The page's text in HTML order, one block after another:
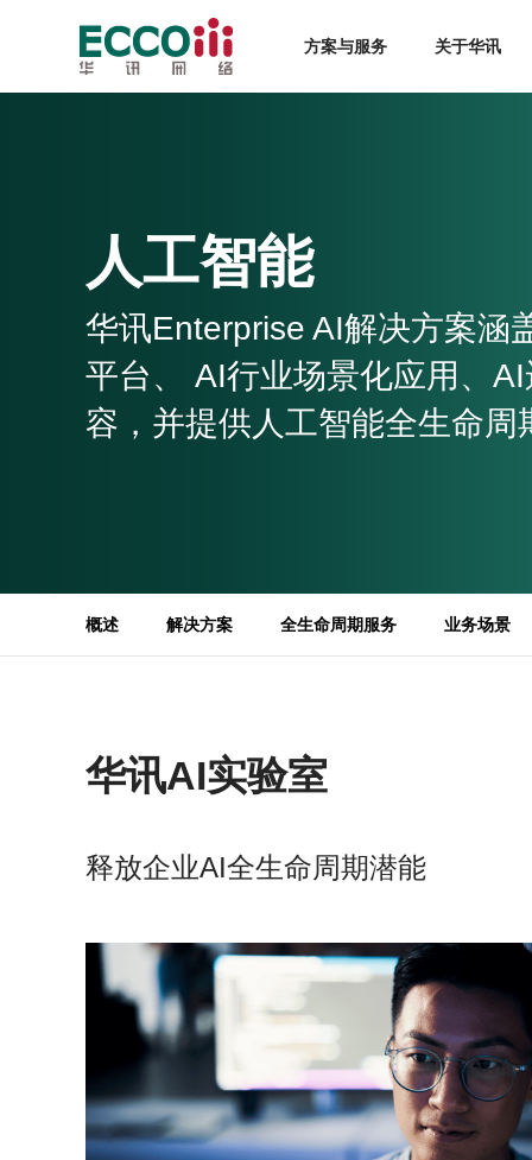
方案与服务 关于华讯
人工智能
华讯Enterprise AI解决方案涵
平台、 AI行业场景化应用、
容，并提供人工智能全生命周
概述 解决方案 全生命周期服务 业务场景
华讯AI实验室
释放企业AI全生命周期潜能